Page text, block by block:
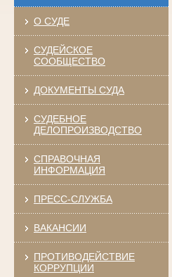
О СУДЕ
СУДЕЙСКОЕ
СООБЩЕСТВО
ДОКУМЕНТЫ СУДА
СУДЕБНОЕ
ДЕЛОПРОИЗВОДСТВО
СПРАВОЧНАЯ
ИНФОРМАЦИЯ
ПРЕСС-СЛУЖБА
ВАКАНСИИ
ПРОТИВОДЕЙСТВИЕ
КОРРУПЦИИ